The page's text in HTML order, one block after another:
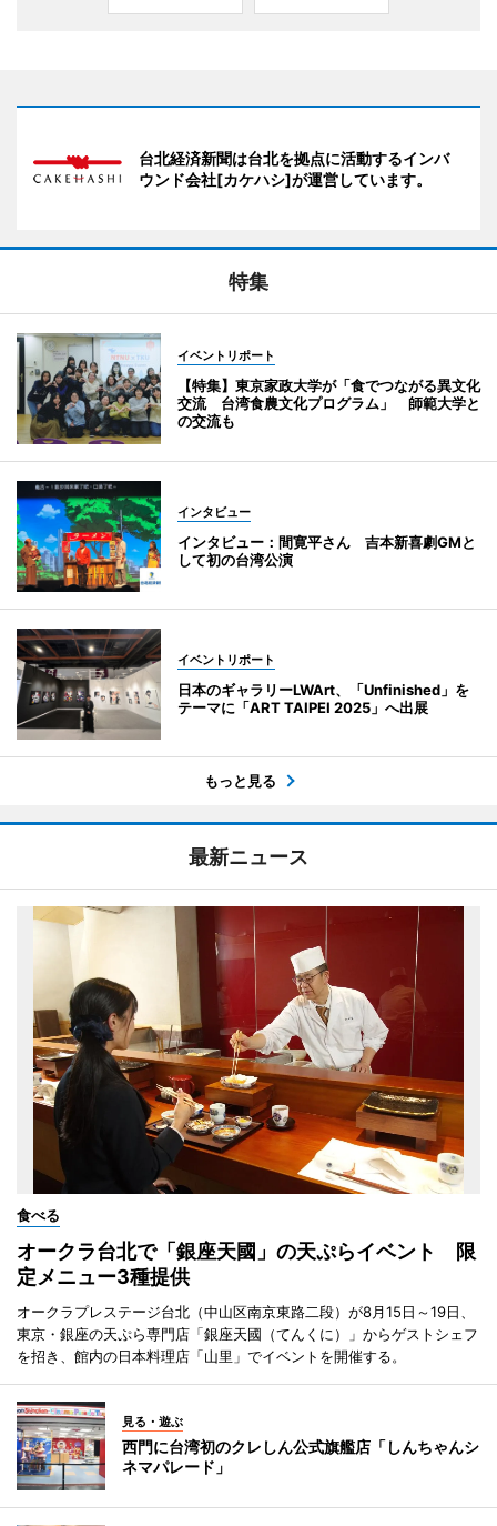
台北経済新聞は台北を拠点に活動するインバ
ウンド会社[カケハシ]が運営しています。
特集
イベントリポート
【特集】東京家政大学が「食でつながる異文化
交流 台湾食農文化プログラム」 師範大学と
の交流も
インタビュー
インタビュー：間寛平さん 吉本新喜劇GMと
して初の台湾公演
イベントリポート
日本のギャラリーLWArt、「Unfinished」を
テーマに「ART TAIPEI 2025」へ出展
もっと見る
最新ニュース
食べる
オークラ台北で「銀座天國」の天ぷらイベント 限
定メニュー3種提供
オークラプレステージ台北（中山区南京東路二段）が8月15日～19日、
東京・銀座の天ぷら専門店「銀座天國（てんくに）」からゲストシェフ
を招き、館内の日本料理店「山里」でイベントを開催する。
見る・遊ぶ
西門に台湾初のクレしん公式旗艦店「しんちゃんシ
ネマパレード」